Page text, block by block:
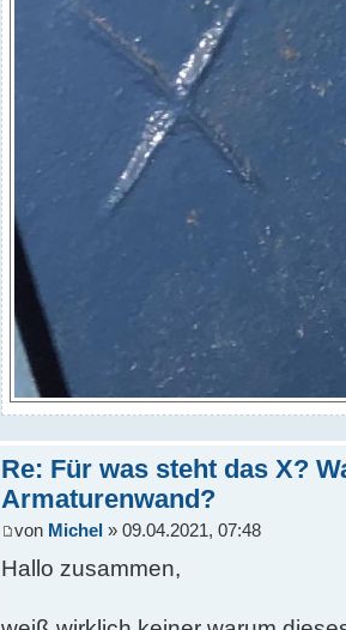
Re: Für was steht das X?
Armaturenwand?
von Michel » 09.04.2021, 07:48
Hallo zusammen,